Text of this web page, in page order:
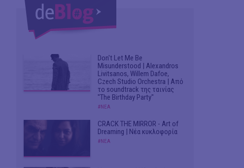
Don't Let Me Be
Misunderstood | Alexandros
Livitsanos, Willem Dafoe,
Czech Studio Orchestra | Από
το soundtrack της ταινίας
"The Birthday Party"
#ΝΕΑ
CRACK THE MIRROR - Art of
Dreaming | Νέα κυκλοφορία
#ΝΕΑ